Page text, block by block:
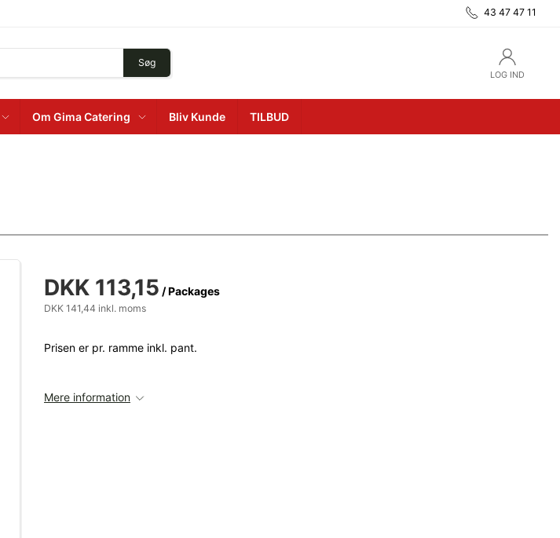
43 47 47 11
Søg
LOG IND
Om Gima Catering Bliv Kunde TILBUD
DKK 113,15 / Packages
DKK 141,44 inkl. moms
Prisen er pr. ramme inkl. pant.
Mere information